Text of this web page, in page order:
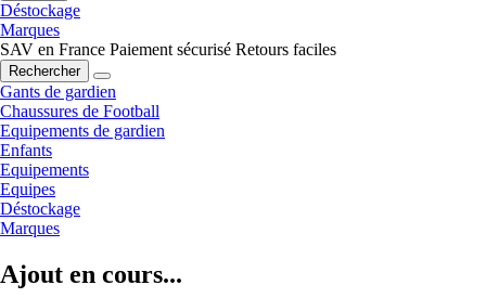
Déstockage
Marques
SAV en France Paiement sécurisé Retours faciles
Rechercher
Gants de gardien
Chaussures de Football
Equipements de gardien
Enfants
Equipements
Equipes
Déstockage
Marques
Ajout en cours...